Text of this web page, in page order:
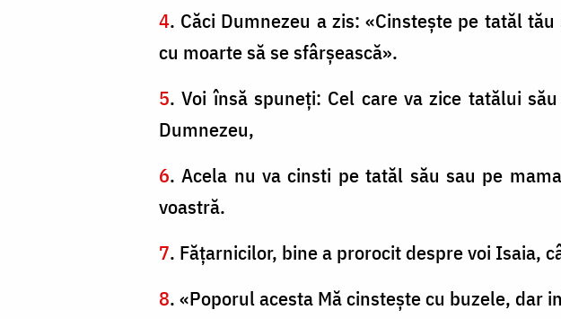
4. Căci Dumnezeu a zis: «Cinsteşte pe tatăl
cu moarte să se sfârşească».
5. Voi însă spuneţi: Cel care va zice tatălui
Dumnezeu,
6. Acela nu va cinsti pe tatăl său sau pe
voastră.
7. Făţarnicilor, bine a prorocit despre voi Isaia,
8. «Poporul acesta Mă cinsteşte cu buzele, dar